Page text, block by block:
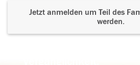
Jetzt anmelden um Teil des
werden.